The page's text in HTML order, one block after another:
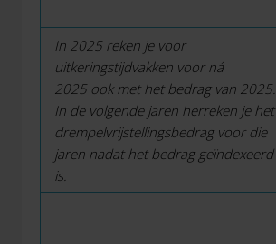
In 2025 reken je voor
uitkeringstijdvakken voor ná
2025 ook met het bedrag van 2025.
In de volgende jaren herreken je het
drempelvrijstellingsbedrag voor die
jaren nadat het bedrag geïndexeerd
is.